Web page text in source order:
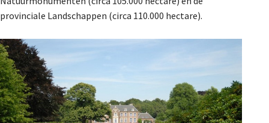
provinciale Landschappen (circa 110.000 hectare).